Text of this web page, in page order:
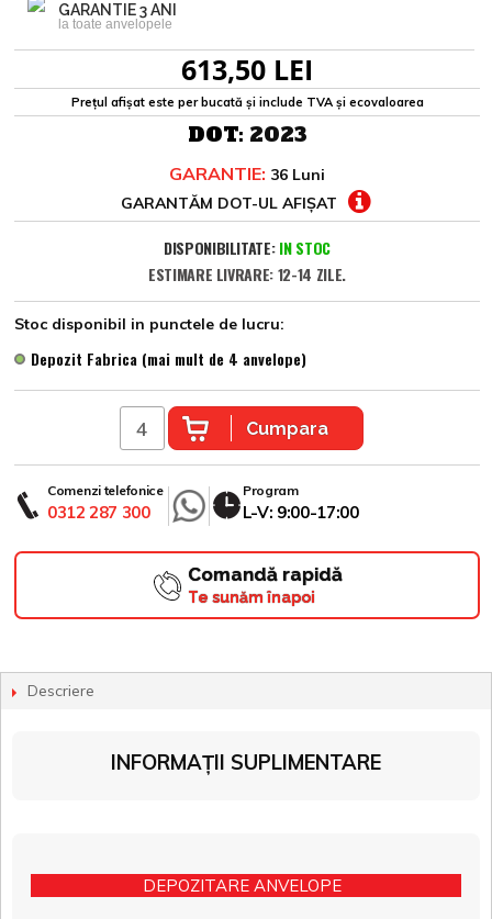
GARANTIE 3 ANI
la toate anvelopele
613,50 LEI
Prețul afișat este per bucată și include TVA și ecovaloarea
DOT: 2023
GARANTIE: 36 Luni
GARANTĂM DOT-UL AFIȘAT
DISPONIBILITATE: IN STOC
ESTIMARE LIVRARE: 12-14 ZILE.
Stoc disponibil in punctele de lucru:
Depozit Fabrica (mai mult de 4 anvelope)
Cumpara
Comenzi telefonice
0312 287 300
Program
L-V: 9:00-17:00
Comandă rapidă
Te sunăm înapoi
Descriere
INFORMAȚII SUPLIMENTARE
DEPOZITARE ANVELOPE